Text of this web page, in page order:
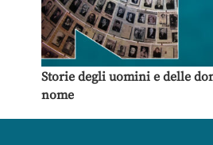
Storie degli uomini e delle
nome